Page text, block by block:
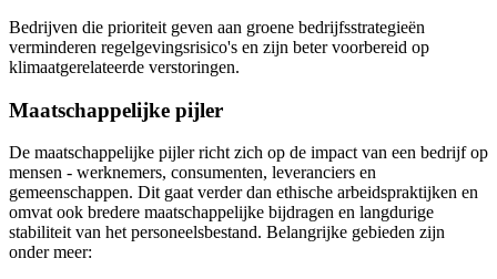
Bedrijven die prioriteit geven aan groene bedrijfsstrategieën
verminderen regelgevingsrisico's en zijn beter voorbereid op
klimaatgerelateerde verstoringen.
Maatschappelijke pijler
De maatschappelijke pijler richt zich op de impact van een bedrijf op
mensen - werknemers, consumenten, leveranciers en
gemeenschappen. Dit gaat verder dan ethische arbeidspraktijken en
omvat ook bredere maatschappelijke bijdragen en langdurige
stabiliteit van het personeelsbestand. Belangrijke gebieden zijn
onder meer: